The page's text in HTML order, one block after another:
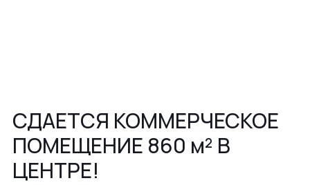
СДАЕТСЯ КОММЕРЧЕСКОЕ
ПОМЕЩЕНИЕ 860 м² В
ЦЕНТРЕ!